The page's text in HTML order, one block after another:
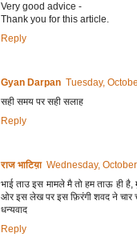
Very good advice -
Thank you for this article.
Reply
Gyan Darpan Tuesday,
सही समय पर सही सलाह
Reply
राज भाटिय़ा Wednesday,
भाई ताउ इस मामले मै तो हम ताऊ ही
ओर इस लेख पर इस फ़िरंगी शवद ने चार
धन्यवाद
Reply